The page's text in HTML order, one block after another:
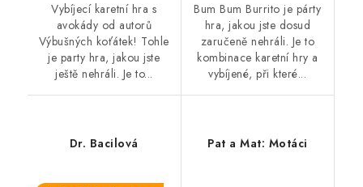
Vybíjecí karetní hra s
avokády od autorů
Výbušných koťátek! Tohle
je party hra, jakou jste
ještě nehráli. Je to...
Bum Bum Burrito je párty
hra, jakou jste dosud
zaručeně nehráli. Je to
kombinace karetní hry a
vybíjené, při které...
Dr. Bacilová Pat a Mat: Motáci